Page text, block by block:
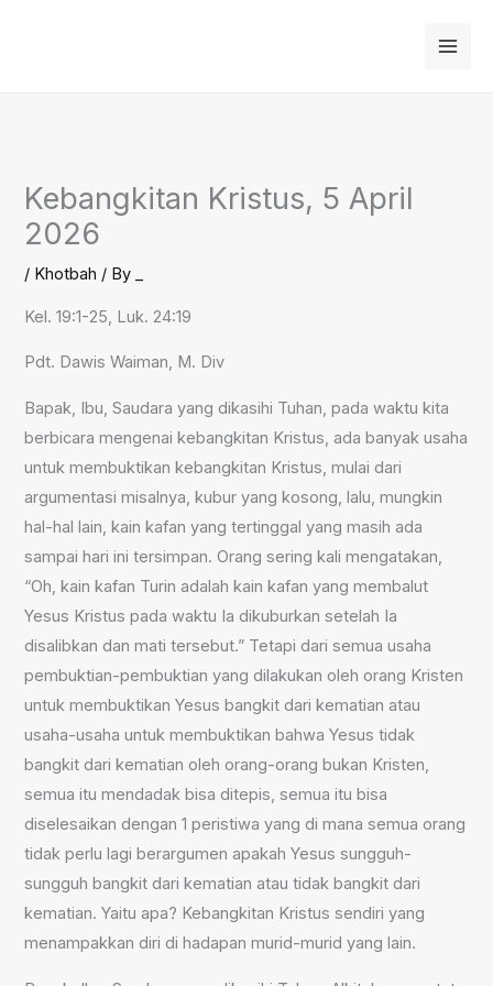
Kebangkitan Kristus, 5 April
2026
/ Khotbah / By
Kel. 19:1-25, Luk. 24:19
Pdt. Dawis Waiman, M. Div
Bapak, Ibu, Saudara yang dikasihi Tuhan, pada waktu kita
berbicara mengenai kebangkitan Kristus, ada banyak usaha
untuk membuktikan kebangkitan Kristus, mulai dari
argumentasi misalnya, kubur yang kosong, lalu, mungkin
hal-hal lain, kain kafan yang tertinggal yang masih ada
sampai hari ini tersimpan. Orang sering kali mengatakan,
“Oh, kain kafan Turin adalah kain kafan yang membalut
Yesus Kristus pada waktu Ia dikuburkan setelah Ia
disalibkan dan mati tersebut.” Tetapi dari semua usaha
pembuktian-pembuktian yang dilakukan oleh orang Kristen
untuk membuktikan Yesus bangkit dari kematian atau
usaha-usaha untuk membuktikan bahwa Yesus tidak
bangkit dari kematian oleh orang-orang bukan Kristen,
semua itu mendadak bisa ditepis, semua itu bisa
diselesaikan dengan 1 peristiwa yang di mana semua orang
tidak perlu lagi berargumen apakah Yesus sungguh-
sungguh bangkit dari kematian atau tidak bangkit dari
kematian. Yaitu apa? Kebangkitan Kristus sendiri yang
menampakkan diri di hadapan murid-murid yang lain.